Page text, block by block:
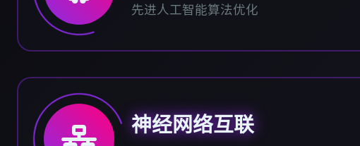
先进人工智能算法优化
神经网络互联